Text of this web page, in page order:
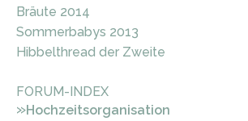
Bräute 2014
Sommerbabys 2013
Hibbelthread der Zweite
FORUM-INDEX
»Hochzeitsorganisation